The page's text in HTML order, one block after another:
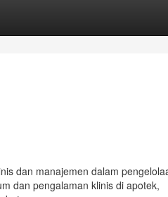
dan manajemen dalam
dan pengalaman klinis di apotek,